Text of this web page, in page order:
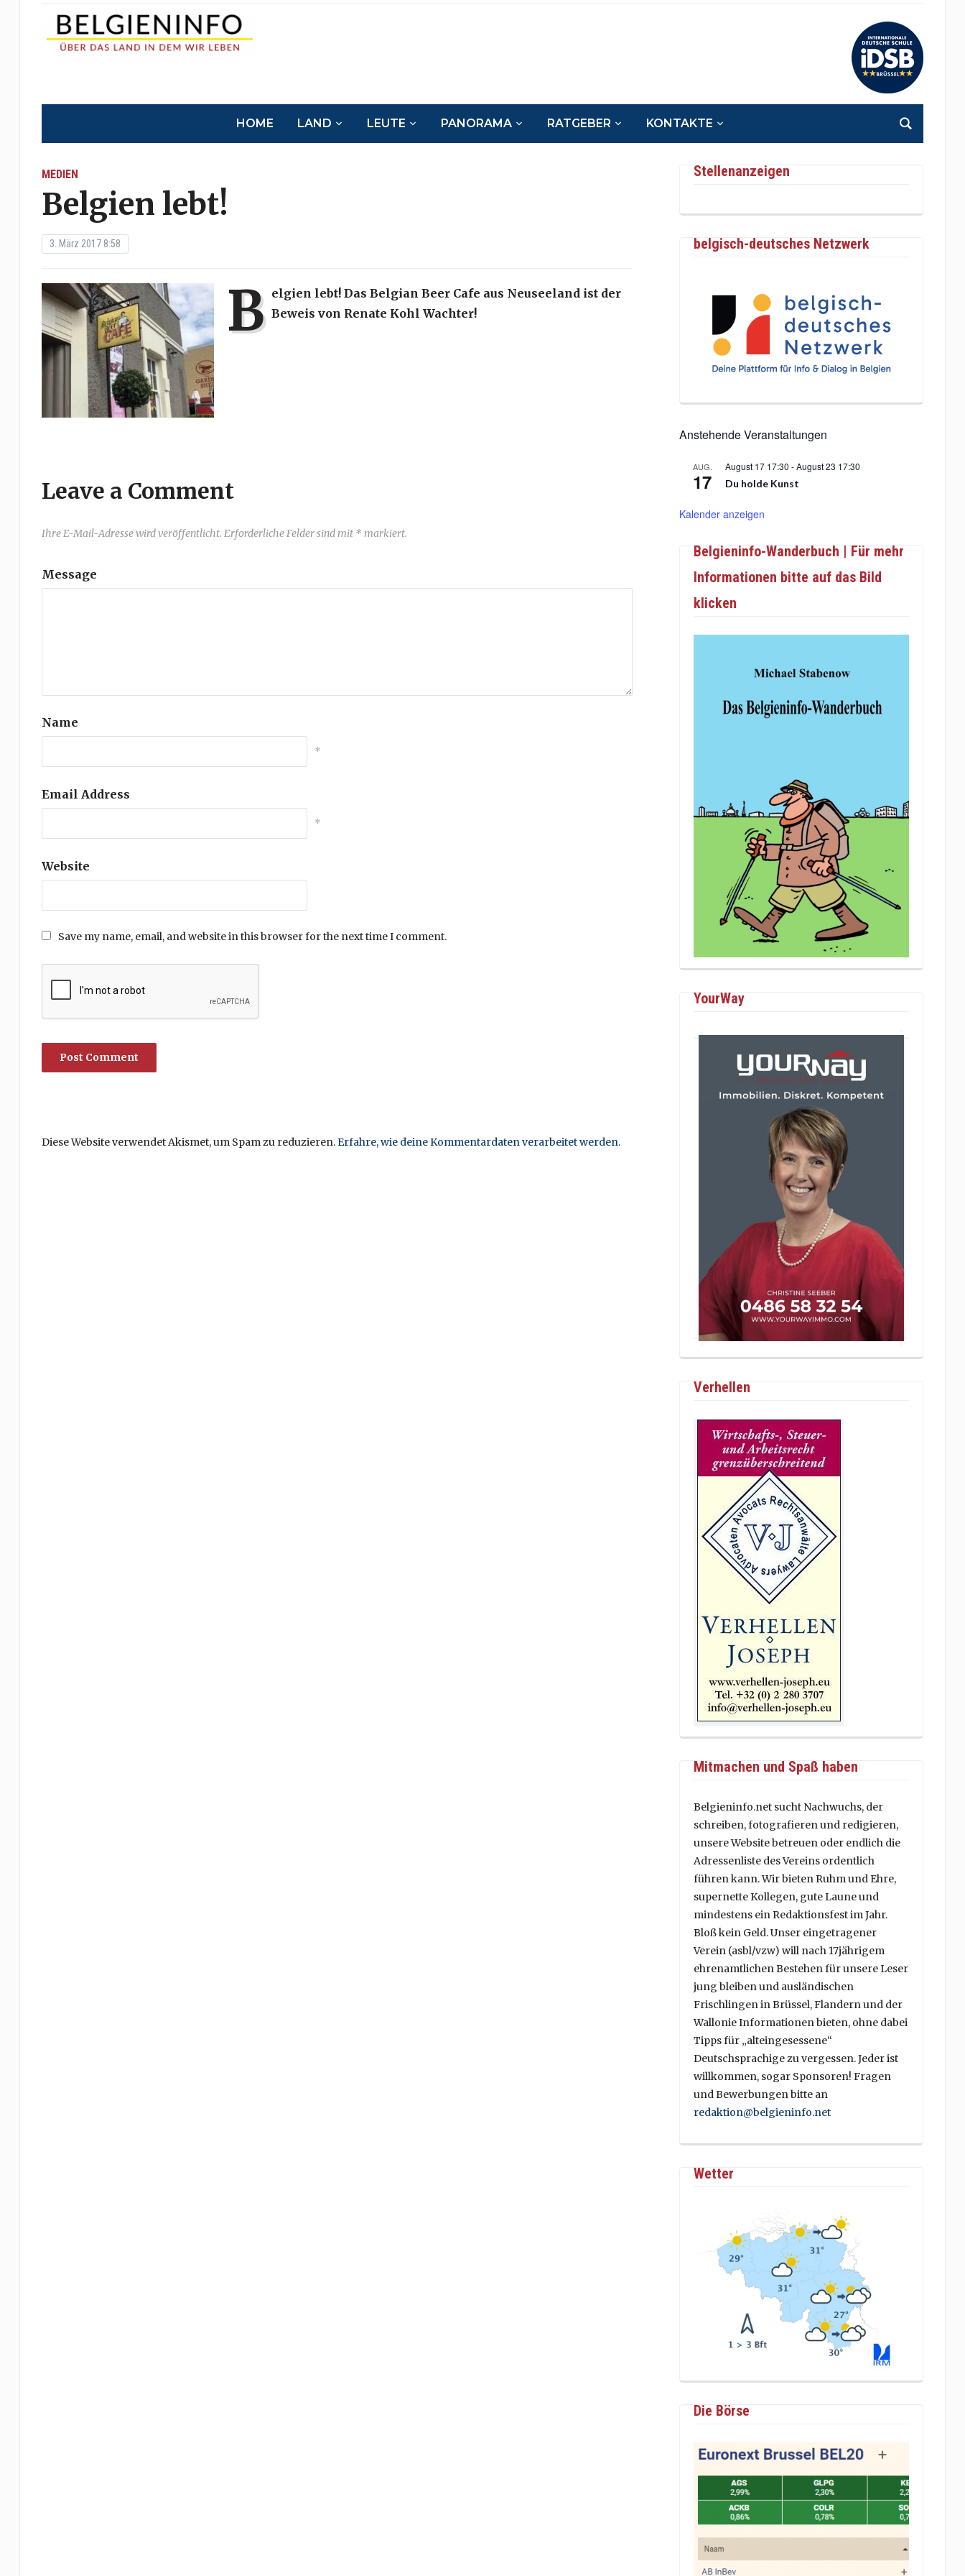
HOME LAND LEUTE PANORAMA RATGEBER KONTAKTE
MEDIEN
Belgien lebt!
3. März 2017 8:58
B elgien lebt! Das Belgian Beer Cafe aus Neuseeland ist der
Beweis von Renate Kohl Wachter!
Leave a Comment
Ihre E-Mail-Adresse wird veröffentlicht. Erforderliche Felder sind mit * markiert.
Message
Name
*
Email Address
*
Website
Save my name, email, and website in this browser for the next time I comment.
Diese Website verwendet Akismet, um Spam zu reduzieren.Erfahre, wie deine Kommentardaten verarbeitet werden.
Stellenanzeigen
belgisch-deutsches Netzwerk
Anstehende Veranstaltungen
AUG.
17
August 17 17:30 -August 23 17:30
Du holde Kunst
Kalender anzeigen
Belgieninfo-Wanderbuch | Für mehr
Informationen bitte auf das Bild
klicken
YourWay
Verhellen
Mitmachen und Spaß haben
Belgieninfo.net sucht Nachwuchs, der
schreiben, fotografieren und redigieren,
unsere Website betreuen oder endlich die
Adressenliste des Vereins ordentlich
führen kann. Wir bieten Ruhm und Ehre,
supernette Kollegen, gute Laune und
mindestens ein Redaktionsfest im Jahr.
Bloß kein Geld. Unser eingetragener
Verein (asbl/vzw) will nach 17jährigem
ehrenamtlichen Bestehen für unsere Leser
jung bleiben und ausländischen
Frischlingen in Brüssel, Flandern und der
Wallonie Informationen bieten, ohne dabei
Tipps für „alteingesessene“
Deutschsprachige zu vergessen. Jeder ist
willkommen, sogar Sponsoren! Fragen
und Bewerbungen bitte an
redaktion@belgieninfo.net
Wetter
Die Börse